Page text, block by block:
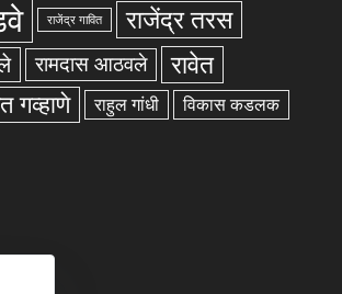
राजेंद्र गावित राजेंद्र तरस
रामदास आठवले रावेत
गव्हाणे राहुल गांधी विकास कडलक